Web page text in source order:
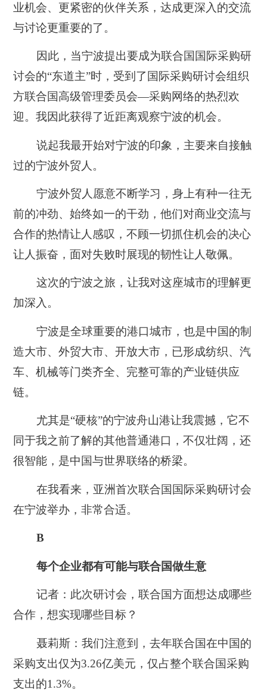
业机会、更紧密的伙伴关系，达成更深入的交流
与讨论更重要的了。
因此，当宁波提出要成为联合国国际采购研
讨会的“东道主”时，受到了国际采购研讨会组织
方联合国高级管理委员会—采购网络的热烈欢
迎。我因此获得了近距离观察宁波的机会。
说起我最开始对宁波的印象，主要来自接触
过的宁波外贸人。
宁波外贸人愿意不断学习，身上有种一往无
前的冲劲、始终如一的干劲，他们对商业交流与
合作的热情让人感叹，不顾一切抓住机会的决心
让人振奋，面对失败时展现的韧性让人敬佩。
这次的宁波之旅，让我对这座城市的理解更
加深入。
宁波是全球重要的港口城市，也是中国的制
造大市、外贸大市、开放大市，已形成纺织、汽
车、机械等门类齐全、完整可靠的产业链供应
链。
尤其是“硬核”的宁波舟山港让我震撼，它不
同于我之前了解的其他普通港口，不仅壮阔，还
很智能，是中国与世界联络的桥梁。
在我看来，亚洲首次联合国国际采购研讨会
在宁波举办，非常合适。
B
每个企业都有可能与联合国做生意
记者：此次研讨会，联合国方面想达成哪些
合作，想实现哪些目标？
聂莉斯：我们注意到，去年联合国在中国的
采购支出仅为3.26亿美元，仅占整个联合国采购
支出的1.3%。